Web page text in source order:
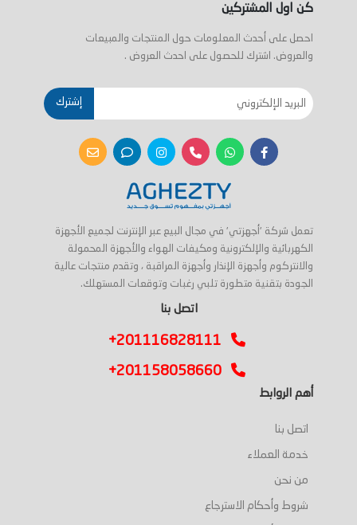
كن اول المشتركين
احصل على أحدث المعلومات حول المنتجات والمبيعات
والعروض. اشترك للحصول على احدث العروض .
إشترك
تعمل شركة 'أجهزتي' في مجال البيع عبر الإنترنت لجميع الأجهزة
الكهربائية والإلكترونية ومكيفات الهواء والأجهزة المحمولة
والانتركوم وأجهزة الإنذار وأجهزة المراقبة ، وتقدم منتجات عالية
الجودة بتقنية متطورة تلبي رغبات وتوقعات المستهلك.
اتصل بنا
+201116828111
+201158058660
أهم الروابط
اتصل بنا
خدمة العملاء
من نحن
شروط وأحكام الاسترجاع